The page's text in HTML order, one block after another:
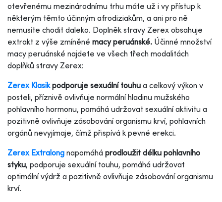
otevřenému mezinárodnímu trhu máte už i vy přístup k
některým těmto účinným afrodiziakům, a ani pro ně
nemusíte chodit daleko. Doplněk stravy Zerex obsahuje
extrakt z výše zmíněné macy peruánské. Účinné množství
macy peruánské najdete ve všech třech modalitách
doplňků stravy Zerex:
Zerex Klasik podporuje sexuální touhu a celkový výkon v
posteli, příznivě ovlivňuje normální hladinu mužského
pohlavního hormonu, pomáhá udržovat sexuální aktivitu a
pozitivně ovlivňuje zásobování organismu krví, pohlavních
orgánů nevyjímaje, čímž přispívá k pevné erekci.
Zerex Extralong napomáhá prodloužit délku pohlavního
styku, podporuje sexuální touhu, pomáhá udržovat
optimální výdrž a pozitivně ovlivňuje zásobování organismu
krví.